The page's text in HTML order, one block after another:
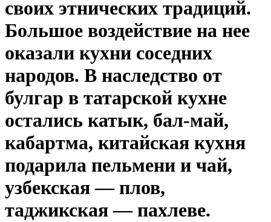
своих этнических традиций.
Большое воздействие на нее
оказали кухни соседних
народов. В наследство от
булгар в татарской кухне
остались катык, бал-май,
кабартма, китайская кухня
подарила пельмени и чай,
узбекская — плов,
таджикская — пахлеве.